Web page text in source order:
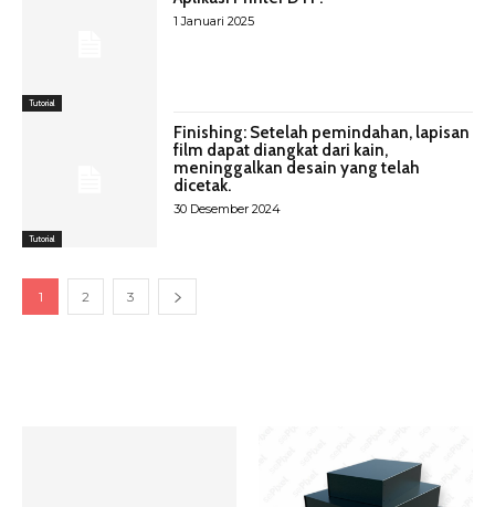
Tutorial
1 Januari 2025
Tutorial
Finishing: Setelah pemindahan, lapisan
film dapat diangkat dari kain,
meninggalkan desain yang telah
dicetak.
30 Desember 2024
1 2 3